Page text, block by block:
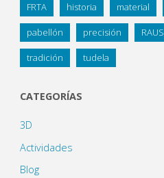
FRTA historia material
pabellón precisión RAUS
tradición tudela
CATEGORÍAS
3D
Actividades
Blog